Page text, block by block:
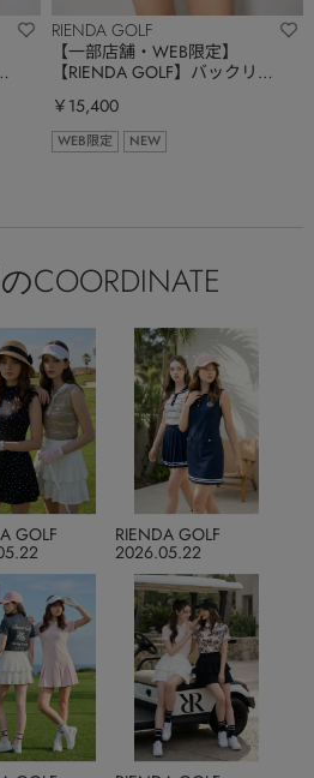
RIENDA GOLF
【一部店舗・WEB限定】
【RIENDA GOLF】バックリボ
￥15,400
WEB限定 NEW
COORDINATE
GOLF
2026.05.22
RIENDA GOLF